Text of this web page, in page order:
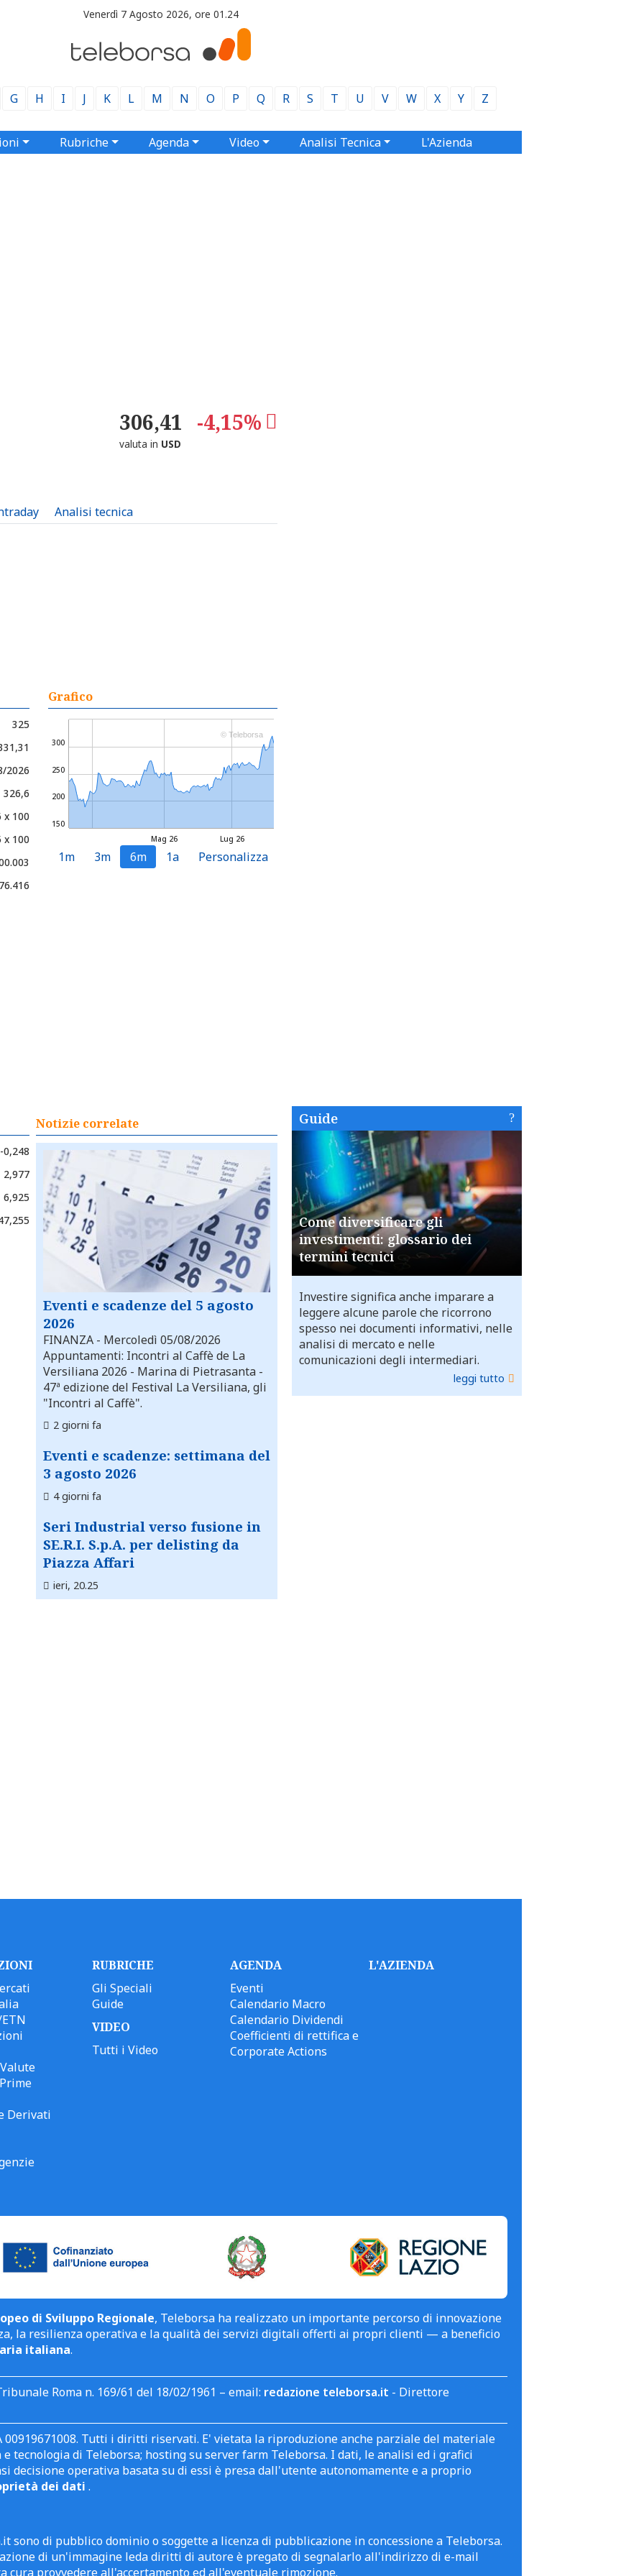
Venerdì 7 Agosto 2026, ore 01.24
G H I J K L M N O P Q R S T U V W X Y Z
Rubriche Agenda Video Analisi Tecnica L'Azienda
306,41 -4,15%
valuta in USD
Analisi tecnica
325
2026
326,6
x 100
x 100
Grafico
Lug 26
Mag 26
150
200
250
300
© Teleborsa
1m 3m 6m 1a Personalizza
-0,248
2,977
6,925
Notizie correlate
Eventi e scadenze del 5 agosto
2026
FINANZA - Mercoledì 05/08/2026
Appuntamenti: Incontri al Caffè de La
Versiliana 2026 - Marina di Pietrasanta -
47ª edizione del Festival La Versiliana, gli
"Incontri al Caffè".
2 giorni fa
Eventi e scadenze: settimana del
3 agosto 2026
4 giorni fa
Seri Industrial verso fusione in
SE.R.I. S.p.A. per delisting da
Piazza Affari
ieri, 20.25
Guide
Come diversificare gli
investimenti: glossario dei
termini tecnici
Investire significa anche imparare a
leggere alcune parole che ricorrono
spesso nei documenti informativi, nelle
analisi di mercato e nelle
comunicazioni degli intermediari.
leggi tutto
Derivati
RUBRICHE
Gli Speciali
Guide
VIDEO
Tutti i Video
AGENDA
Eventi
Calendario Macro
Calendario Dividendi
Coefficienti di rettifica e
Corporate Actions
L'AZIENDA
di Sviluppo Regionale, Teleborsa ha realizzato un importante percorso di innovazione
la resilienza operativa e la qualità dei servizi digitali offerti ai propri clienti — a beneficio
italiana.
Roma n. 169/61 del 18/02/1961 – email: redazione teleborsa.it - Direttore
00919671008. Tutti i diritti riservati. E' vietata la riproduzione anche parziale del materiale
tecnologia di Teleborsa; hosting su server farm Teleborsa. I dati, le analisi ed i grafici
decisione operativa basata su di essi è presa dall'utente autonomamente e a proprio
dei dati .
sono di pubblico dominio o soggette a licenza di pubblicazione in concessione a Teleborsa.
di un'immagine leda diritti di autore è pregato di segnalarlo all'indirizzo di e-mail
cura provvedere all'accertamento ed all'eventuale rimozione.